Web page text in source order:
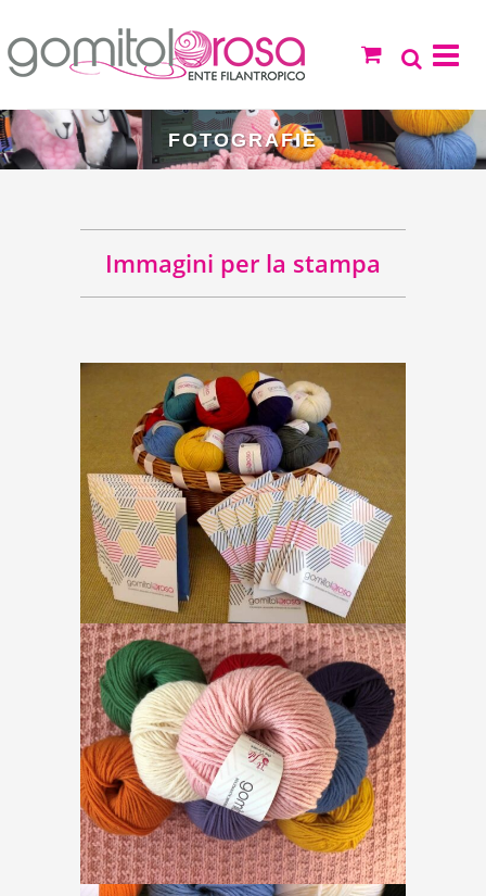
FOTOGRAFIE
Immagini per la stampa